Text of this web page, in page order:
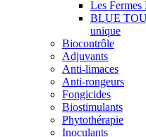
Les
BLUE
unique
Biocontrôle
Adjuvants
Anti-limaces
Anti-rongeurs
Fongicides
Biostimulants
Phytothérapie
Inoculants